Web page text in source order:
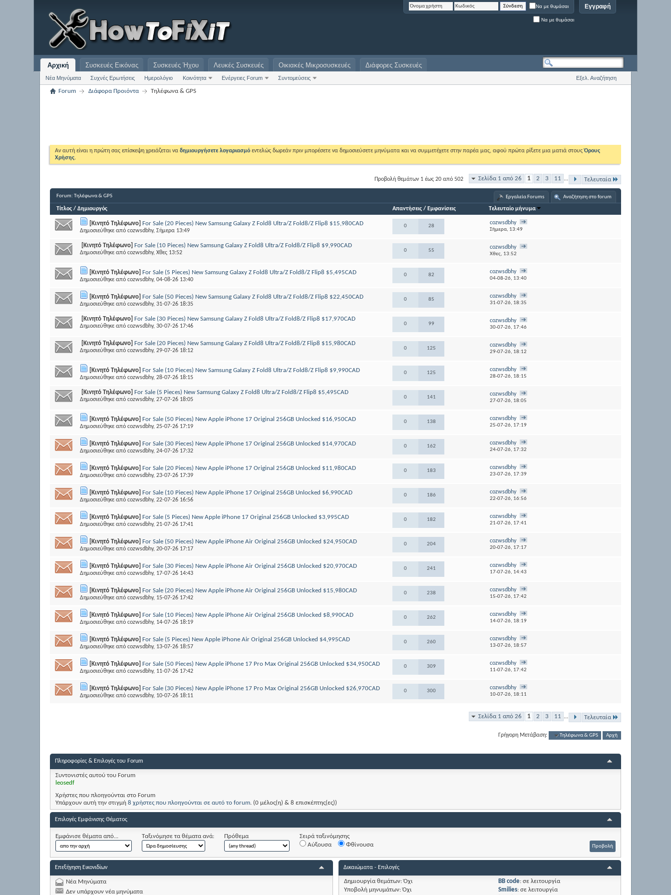
Εγγραφή
Να με θυμάσαι
Να με θυμάσαι
Αρχική
Νέα Μηνύματα Συχνές Ερωτήσεις Ημερολόγιο Κοινότητα Ενέργειες Forum Συντομεύσεις
Συσκευές Εικόνας Συσκευές Ήχου Λευκές Συσκευές Οικιακές Μικροσυσκευές Διάφορες Συσκευές
Εξελ. Αναζήτηση
Forum Διάφορα Προιόντα Τηλέφωνα & GPS
Αν αυτή είναι η πρώτη σας επίσκεψη χρειάζεται ναδημιουργήσετε λογαριασμό εντελώς δωρεάν πριν μπορέσετε να δημοσιεύσετε μηνύματα και να συμμετέχετε στην παρέα μας, αφού πρώτα ρίξετε μια ματιά στουςΌρους
Χρήσης.
Σελίδα 1 από 26 1 2 3 11 ... Τελευταία
Προβολή θεμάτων 1 έως 20 από 502
Forum:Τηλέφωνα & GPS Εργαλεία Forums Αναζήτηση στο forum
Τίτλος /Δημιουργός Απαντήσεις/ Εμφανίσεις Τελευταίο μήνυμα
[Κινητό Τηλέφωνο] For Sale (20 Pieces) New Samsung Galaxy Z Fold8 Ultra/Z Fold8/Z Flip8 $15,980CAD
Δημοσιεύθηκε απόcozwsdbhy, Σήμερα 13:49
0 28
cozwsdbhy
Σήμερα, 13:49
[Κινητό Τηλέφωνο] For Sale (10 Pieces) New Samsung Galaxy Z Fold8 Ultra/Z Fold8/Z Flip8 $9,990CAD
Δημοσιεύθηκε απόcozwsdbhy, Χθες 13:52 0 55
cozwsdbhy
Χθες, 13:52
[Κινητό Τηλέφωνο] For Sale (5 Pieces) New Samsung Galaxy Z Fold8 Ultra/Z Fold8/Z Flip8 $5,495CAD
Δημοσιεύθηκε απόcozwsdbhy, 04-08-26 13:40
0 82
cozwsdbhy
04-08-26, 13:40
[Κινητό Τηλέφωνο] For Sale (50 Pieces) New Samsung Galaxy Z Fold8 Ultra/Z Fold8/Z Flip8 $22,450CAD
Δημοσιεύθηκε απόcozwsdbhy, 31-07-26 18:35
0 85
cozwsdbhy
31-07-26, 18:35
[Κινητό Τηλέφωνο] For Sale (30 Pieces) New Samsung Galaxy Z Fold8 Ultra/Z Fold8/Z Flip8 $17,970CAD
Δημοσιεύθηκε απόcozwsdbhy, 30-07-26 17:46 0 99
cozwsdbhy
30-07-26, 17:46
[Κινητό Τηλέφωνο] For Sale (20 Pieces) New Samsung Galaxy Z Fold8 Ultra/Z Fold8/Z Flip8 $15,980CAD
Δημοσιεύθηκε απόcozwsdbhy, 29-07-26 18:12 0 125
cozwsdbhy
29-07-26, 18:12
[Κινητό Τηλέφωνο] For Sale (10 Pieces) New Samsung Galaxy Z Fold8 Ultra/Z Fold8/Z Flip8 $9,990CAD
Δημοσιεύθηκε απόcozwsdbhy, 28-07-26 18:15
0 125
cozwsdbhy
28-07-26, 18:15
[Κινητό Τηλέφωνο] For Sale (5 Pieces) New Samsung Galaxy Z Fold8 Ultra/Z Fold8/Z Flip8 $5,495CAD
Δημοσιεύθηκε απόcozwsdbhy, 27-07-26 18:05 0 141
cozwsdbhy
27-07-26, 18:05
[Κινητό Τηλέφωνο] For Sale (50 Pieces) New Apple iPhone 17 Original 256GB Unlocked $16,950CAD
Δημοσιεύθηκε απόcozwsdbhy, 25-07-26 17:19
0 138
cozwsdbhy
25-07-26, 17:19
[Κινητό Τηλέφωνο] For Sale (30 Pieces) New Apple iPhone 17 Original 256GB Unlocked $14,970CAD
Δημοσιεύθηκε απόcozwsdbhy, 24-07-26 17:32
0 162
cozwsdbhy
24-07-26, 17:32
[Κινητό Τηλέφωνο] For Sale (20 Pieces) New Apple iPhone 17 Original 256GB Unlocked $11,980CAD
Δημοσιεύθηκε απόcozwsdbhy, 23-07-26 17:39
0 183
cozwsdbhy
23-07-26, 17:39
[Κινητό Τηλέφωνο] For Sale (10 Pieces) New Apple iPhone 17 Original 256GB Unlocked $6,990CAD
Δημοσιεύθηκε απόcozwsdbhy, 22-07-26 16:56
0 186
cozwsdbhy
22-07-26, 16:56
[Κινητό Τηλέφωνο] For Sale (5 Pieces) New Apple iPhone 17 Original 256GB Unlocked $3,995CAD
Δημοσιεύθηκε απόcozwsdbhy, 21-07-26 17:41
0 182
cozwsdbhy
21-07-26, 17:41
[Κινητό Τηλέφωνο] For Sale (50 Pieces) New Apple iPhone Air Original 256GB Unlocked $24,950CAD
Δημοσιεύθηκε απόcozwsdbhy, 20-07-26 17:17
0 204
cozwsdbhy
20-07-26, 17:17
[Κινητό Τηλέφωνο] For Sale (30 Pieces) New Apple iPhone Air Original 256GB Unlocked $20,970CAD
Δημοσιεύθηκε απόcozwsdbhy, 17-07-26 14:43
0 241
cozwsdbhy
17-07-26, 14:43
[Κινητό Τηλέφωνο] For Sale (20 Pieces) New Apple iPhone Air Original 256GB Unlocked $15,980CAD
Δημοσιεύθηκε απόcozwsdbhy, 15-07-26 17:42
0 238
cozwsdbhy
15-07-26, 17:42
[Κινητό Τηλέφωνο] For Sale (10 Pieces) New Apple iPhone Air Original 256GB Unlocked $8,990CAD
Δημοσιεύθηκε απόcozwsdbhy, 14-07-26 18:19
0 262
cozwsdbhy
14-07-26, 18:19
[Κινητό Τηλέφωνο] For Sale (5 Pieces) New Apple iPhone Air Original 256GB Unlocked $4,995CAD
Δημοσιεύθηκε απόcozwsdbhy, 13-07-26 18:57
0 260
cozwsdbhy
13-07-26, 18:57
[Κινητό Τηλέφωνο] For Sale (50 Pieces) New Apple iPhone 17 Pro Max Original 256GB Unlocked $34,950CAD
Δημοσιεύθηκε απόcozwsdbhy, 11-07-26 17:42
0 309
cozwsdbhy
11-07-26, 17:42
[Κινητό Τηλέφωνο] For Sale (30 Pieces) New Apple iPhone 17 Pro Max Original 256GB Unlocked $26,970CAD
Δημοσιεύθηκε απόcozwsdbhy, 10-07-26 18:11
0 300
cozwsdbhy
10-07-26, 18:11
Σελίδα 1 από 26 1 2 3 11 ... Τελευταία
Γρήγορη Μετάβαση: Τηλέφωνα & GPS Αρχή
Πληροφορίες & Επιλογές του Forum
Συντονιστές αυτού του Forum
leosedf
Χρήστες που πλοηγούνται στο Forum
Υπάρχουν αυτή την στιγμή8 χρήστες που πλοηγούνται σε αυτό το forum. (0 μέλος(η) & 8 επισκέπτης(ες))
Επιλογές Εμφάνισης Θέματος
Εμφάνισε θέματα από... Ταξινόμησε τα θέματα ανά: Πρόθεμα
Σειρά ταξινόμησης
Αύξουσα
Φθίνουσα
Επεξήγηση Εικονιδίων
Νέα Μηνύματα
Δεν υπάρχουν νέα μηνύματα
Δικαιώματα - Επιλογές
Δημιουργία θεμάτων:Όχι
Υποβολή μηνυμάτων:Όχι
BB code:σε λειτουργία
Smilies:σε λειτουργία